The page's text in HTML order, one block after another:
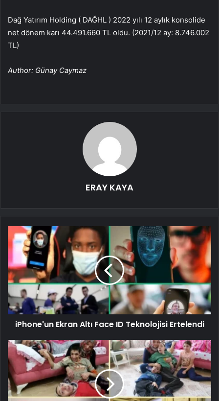
Dağ Yatırım Holding ( DAĞHL ) 2022 yılı 12 aylık konsolide
net dönem karı 44.491.660 TL oldu. (2021/12 ay: 8.746.002
TL)
Author: Günay Caymaz
ERAY KAYA
iPhone'un Ekran Altı Face ID Teknolojisi Ertelendi